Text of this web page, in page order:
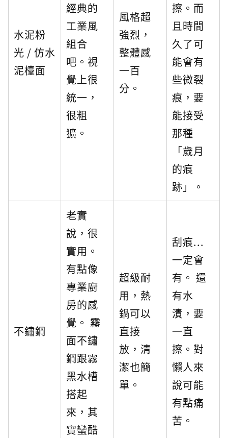
水泥粉
光 / 仿水
泥檯面
經典的
工業風
組合
吧。視
覺上很
統一，
很粗
獷。
風格超
強烈，
整體感
一百
分。
擦。而
且時間
久了可
能會有
些微裂
痕，要
能接受
那種
「歲月
的痕
跡」。
不鏽鋼
老實
說，很
實用。
有點像
專業廚
房的感
覺。 霧
面不鏽
鋼跟霧
黑水槽
搭起
來，其
實蠻酷
超級耐
用，熱
鍋可以
直接
放，清
潔也簡
單。
刮痕...
一定會
有。 還
有水
漬，要
一直
擦。對
懶人來
說可能
有點痛
苦。